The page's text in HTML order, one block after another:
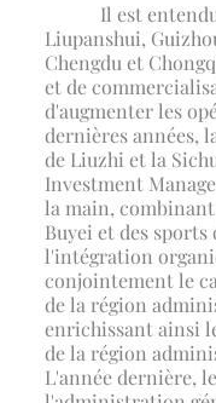
Il est
Liupanshui,
Chengdu et
et de
d'augmenter les
dernières années,
de Liuzhi et la
Investment
la main,
Buyei et des
l'intégration
conjointement le
de la région
enrichissant ainsi
de la région
L'année dernière,